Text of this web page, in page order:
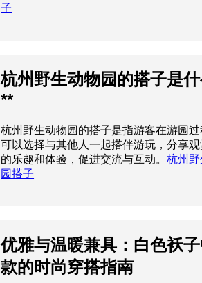
子
杭州野生动物园的搭子是什
**
杭州野生动物园的搭子是指游客在游园过
可以选择与其他人一起搭伴游玩，分享观
的乐趣和体验，促进交流与互动。杭州
园搭子
优雅与温暖兼具：白色袄
款的时尚穿搭指南